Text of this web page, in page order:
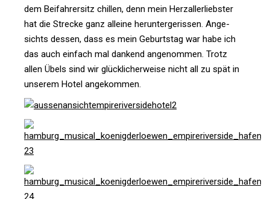
dem Bei­fah­rer­sitz chillen, denn mein Herz­al­ler­liebster
hat die Strecke ganz alleine her­un­ter­ge­rissen. Ange­
sichts dessen, dass es mein Geburtstag war habe ich
das auch ein­fach mal dan­kend ange­nommen. Trotz
allen Übels sind wir glück­li­cher­weise nicht all zu spät in
unserem Hotel angekommen.